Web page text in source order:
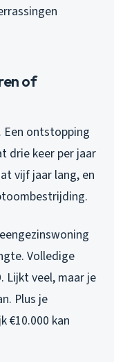
of
Een ontstopping
drie keer per jaar
vijf jaar lang, en
Volledige
Lijkt veel, maar je
Plus je
€10.000 kan